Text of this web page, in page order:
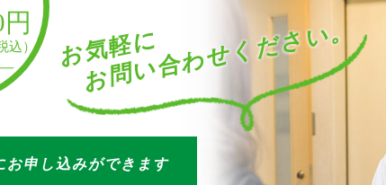
お気軽に
お問い合わせください。
お申し込みができます